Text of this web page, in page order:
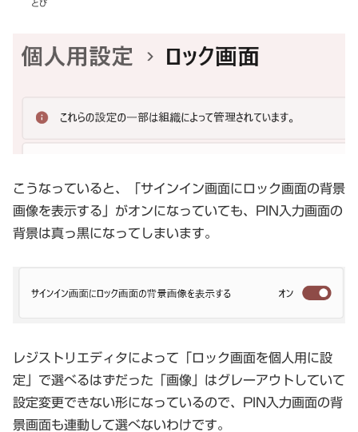
とび
こうなっていると、「サインイン画面にロック画面の背景
画像を表示する」がオンになっていても、PIN入力画面の
背景は真っ黒になってしまいます。
レジストリエディタによって「ロック画面を個人用に設
定」で選べるはずだった「画像」はグレーアウトしていて
設定変更できない形になっているので、PIN入力画面の背
景画面も連動して選べないわけです。